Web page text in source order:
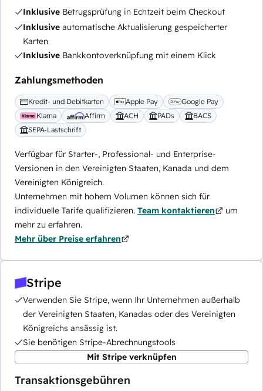
Inklusive Betrugsprüfung in Echtzeit beim Checkout
Inklusive automatische Aktualisierung gespeicherter
Karten
Inklusive Bankkontoverknüpfung mit einem Klick
Zahlungsmethoden
Kredit- und Debitkarten Apple Pay
Google Pay
Klarna
Affirm ACH PADs
BACS
SEPA-Lastschrift
Verfügbar für Starter-, Professional- und Enterprise-
Versionen in den Vereinigten Staaten, Kanada und dem
Vereinigten Königreich.
Unternehmen mit hohem Volumen können sich für
individuelle Tarife qualifizieren. Team kontaktieren
um
mehr zu erfahren.
Mehr über Preise erfahren
Stripe
Verwenden Sie Stripe, wenn Ihr Unternehmen außerhalb
der Vereinigten Staaten, Kanadas oder des Vereinigten
Königreichs ansässig ist.
Sie benötigen Stripe-Abrechnungstools
Mit Stripe verknüpfen
Transaktionsgebühren